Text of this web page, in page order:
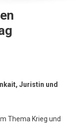
Juristin und
Thema Krieg und